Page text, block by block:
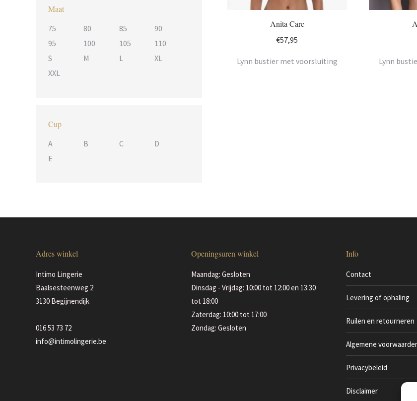
Anita Care
€57,95
Lynn bustier met voorsluiting Lynn
Maat
75 80 85
90
95
100 105
110
S
M L
XL
XXL
Cup
A B C
D
E
Adres winkel
Intimo Lingerie
Baalsesteenweg 2
3130 Begijnendijk
016 53 73 72
info@intimolingerie.be
Openingsuren winkel
Maandag: Gesloten
Dinsdag - Vrijdag: 10:00 tot 12:00 en 13:30
tot 18:00
Zaterdag: 10:00 tot 17:00
Zondag: Gesloten
Info
Contact
Levering of ophaling
Ruilen en retourneren
Algemene
Privacybeleid
Disclaimer